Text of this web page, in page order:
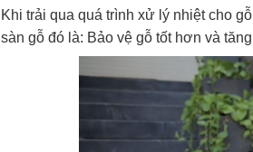
Khi trải qua quá trình xử lý nhiệt cho
sàn gỗ đó là: Bảo vệ gỗ tốt hơn và